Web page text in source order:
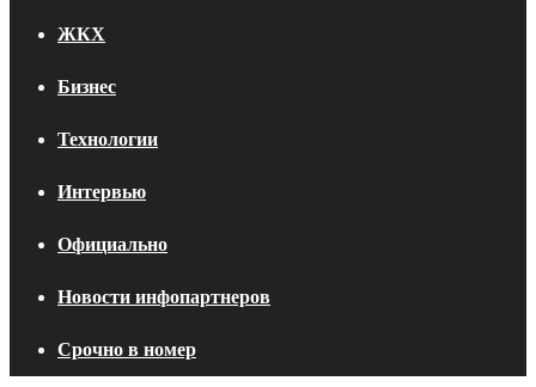
ЖКХ
Бизнес
Технологии
Интервью
Официально
Новости инфопартнеров
Срочно в номер